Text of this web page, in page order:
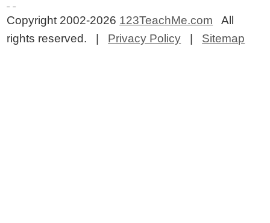
Copyright 2002-2026 123TeachMe.com All
rights reserved. | Privacy Policy Sitemap